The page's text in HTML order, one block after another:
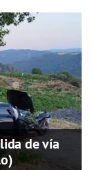
de vía